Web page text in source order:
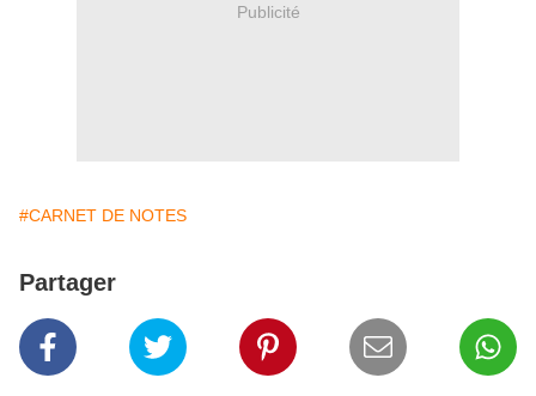
Publicité
#CARNET DE NOTES
Partager